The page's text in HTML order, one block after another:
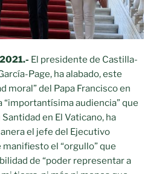
El presidente de Castilla-
Page, ha alabado, este
moral” del Papa Francisco en
“importantísima audiencia” que
en El Vaticano, ha
el jefe del Ejecutivo
el “orgullo” que
de “poder representar a